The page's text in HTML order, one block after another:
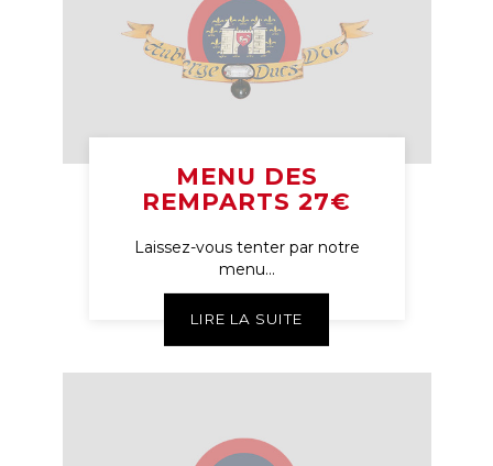
MENU DES
REMPARTS 27€
Laissez-vous tenter par notre
menu...
LIRE LA SUITE